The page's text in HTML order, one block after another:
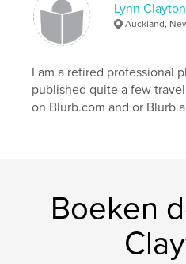
Lynn Clayton
Auckland,
I am a retired professional
published quite a few
on Blurb.com and or
Boeken